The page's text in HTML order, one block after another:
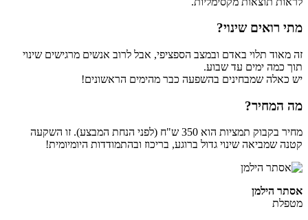
מתי רואים שינוי?
זה מאוד תלוי באדם ובמצב הספציפי, אבל לרוב אנשים מרגישים שינוי
תוך כמה ימים עד שבוע.
יש כאלה שמבחינים בהשפעה כבר מהימים הראשונים!
מה המחיר?
מחיר בקבוק תמציות הוא 350 ש"ח (לפני הנחת המבצע). זו השקעה
קטנה שמביאה שינוי גדול ברוגע, בריכוז ובהתמודדות היומיומית!
אסתר הילמן
מטפלת